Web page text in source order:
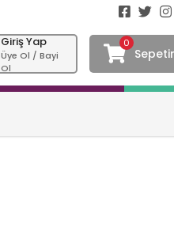
Giriş Yap
Üye Ol / Bayi
Ol
0